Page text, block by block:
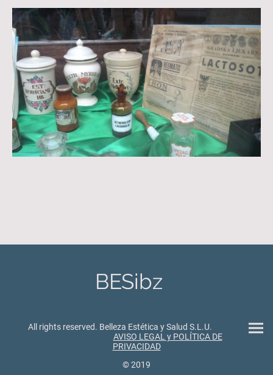
BESibz
All rights reserved. Belleza Estética y Salud S.L.U.
AVISO LEGAL y POLÍTICA DE
PRIVACIDAD
© 2019